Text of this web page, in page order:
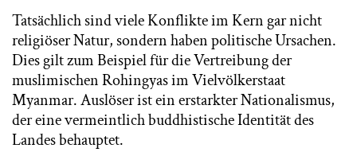
Tatsächlich sind viele Konflikte im Kern gar nicht
religiöser Natur, sondern haben politische Ursachen.
Dies gilt zum Beispiel für die Vertreibung der
muslimischen Rohingyas im Vielvölkerstaat
Myanmar. Auslöser ist ein erstarkter Nationalismus,
der eine vermeintlich buddhistische Identität des
Landes behauptet.